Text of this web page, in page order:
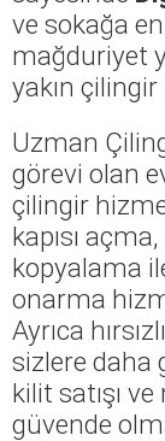
ve sokağa
mağduriyet
yakın
Uzman
görevi olan
çilingir
kapısı
kopyalama
onarma
Ayrıca
sizlere daha
kilit satışı
güvende